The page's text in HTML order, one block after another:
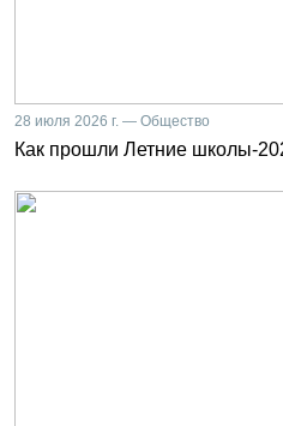
28 июля 2026 г. — Общество
Как прошли Летние школы-